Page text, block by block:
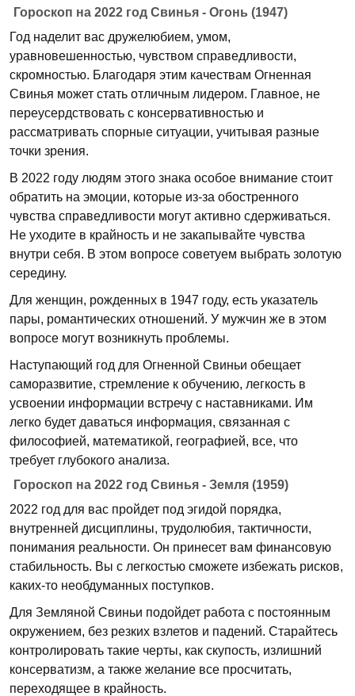
Гороскоп на 2022 год Свинья - Огонь (1947)
Год наделит вас дружелюбием, умом,
уравновешенностью, чувством справедливости,
скромностью. Благодаря этим качествам Огненная
Свинья может стать отличным лидером. Главное, не
переусердствовать с консервативностью и
рассматривать спорные ситуации, учитывая разные
точки зрения.
В 2022 году людям этого знака особое внимание стоит
обратить на эмоции, которые из-за обостренного
чувства справедливости могут активно сдерживаться.
Не уходите в крайность и не закапывайте чувства
внутри себя. В этом вопросе советуем выбрать золотую
середину.
Для женщин, рожденных в 1947 году, есть указатель
пары, романтических отношений. У мужчин же в этом
вопросе могут возникнуть проблемы.
Наступающий год для Огненной Свиньи обещает
саморазвитие, стремление к обучению, легкость в
усвоении информации встречу с наставниками. Им
легко будет даваться информация, связанная с
философией, математикой, географией, все, что
требует глубокого анализа.
Гороскоп на 2022 год Свинья - Земля (1959)
2022 год для вас пройдет под эгидой порядка,
внутренней дисциплины, трудолюбия, тактичности,
понимания реальности. Он принесет вам финансовую
стабильность. Вы с легкостью сможете избежать рисков,
каких-то необдуманных поступков.
Для Земляной Свиньи подойдет работа с постоянным
окружением, без резких взлетов и падений. Старайтесь
контролировать такие черты, как скупость, излишний
консерватизм, а также желание все просчитать,
переходящее в крайность.